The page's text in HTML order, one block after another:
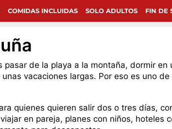
COMIDAS INCLUIDAS SOLO ADULTOS FIN DE
de la playa a la montaña, dormir en
vacaciones largas. Por eso es uno
quienes quieren salir dos o tres días,
en pareja, planes con niños, hoteles